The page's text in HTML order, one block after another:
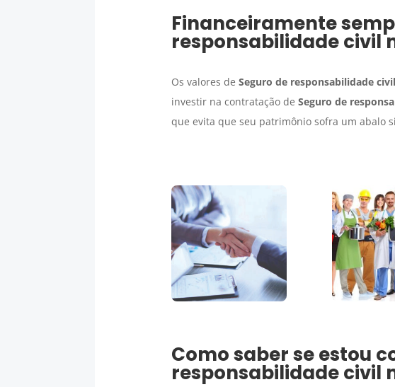
Financeiramente
responsabilidade civil
Os valores de Seguro de responsabilidade
investir na contratação de Seguro de
que evita que seu patrimônio sofra um abalo
Como saber se estou
responsabilidade civil